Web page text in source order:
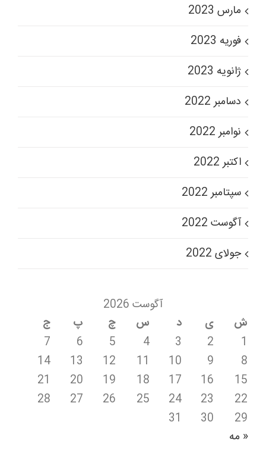
مارس 2023
فوریه 2023
ژانویه 2023
دسامبر 2022
نوامبر 2022
اکتبر 2022
سپتامبر 2022
آگوست 2022
جولای 2022
آگوست 2026
ش
ی د س چ پ
ج
1
2
3
4
5
6
7
8
9
10
11
12
13
14
15
16
17
18
19
20
21
22
23
24
25
26
27
28
29
30
31
« مه